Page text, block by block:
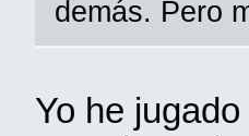
demás. Pero
Yo he